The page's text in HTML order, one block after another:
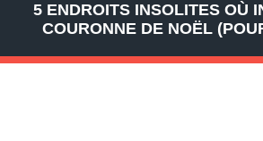
5 ENDROITS INSOLITES OÙ
COURONNE DE NOËL